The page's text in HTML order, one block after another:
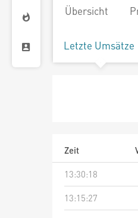
Übersicht
Letzte Umsätze
Zeit
13:30:18
13:15:27